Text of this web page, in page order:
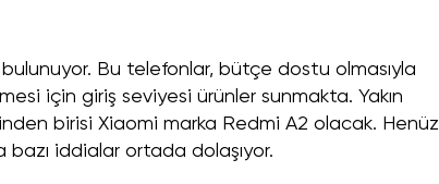
bulunuyor. Bu telefonlar, bütçe dostu olmasıyla
için giriş seviyesi ürünler sunmakta. Yakın
birisi Xiaomi marka Redmi A2 olacak. Henüz
iddialar ortada dolaşıyor.